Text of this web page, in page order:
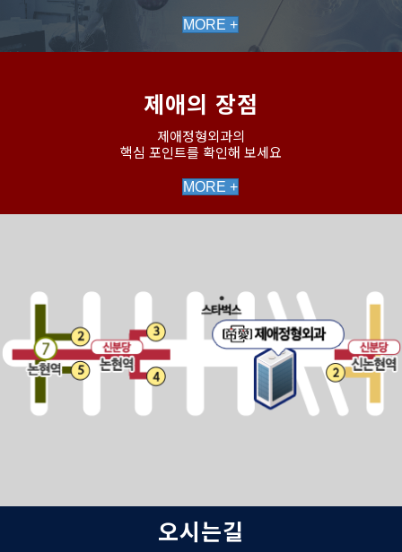
MORE +
제애의 장점
제애정형외과의
핵심 포인트를 확인해 보세요
MORE +
오시는길